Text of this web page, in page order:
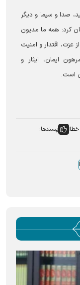
صدا و سیما و دیگر
کرد: همه ما مدیون
عزت، اقتدار و امنیت
ایمان، ایثار و
است.
پسندها: